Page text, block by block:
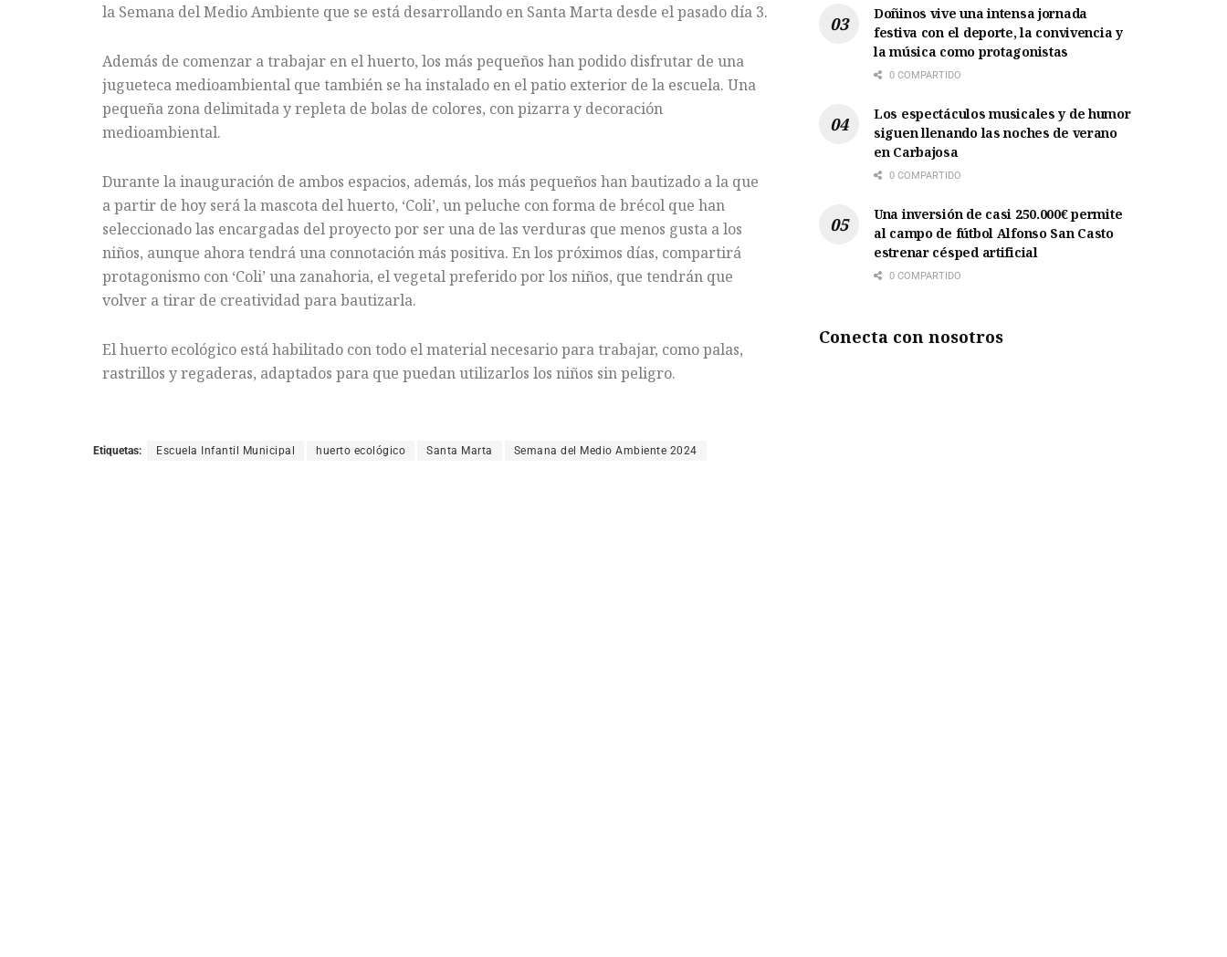
la Semana del Medio Ambiente que se está desarrollando en Santa Marta desde el pasado día 3.
Además de comenzar a trabajar en el huerto, los más pequeños han podido disfrutar de una
jugueteca medioambiental que también se ha instalado en el patio exterior de la escuela. Una
pequeña zona delimitada y repleta de bolas de colores, con pizarra y decoración
medioambiental.
Durante la inauguración de ambos espacios, además, los más pequeños han bautizado a la que
a partir de hoy será la mascota del huerto, ‘Coli’, un peluche con forma de brécol que han
seleccionado las encargadas del proyecto por ser una de las verduras que menos gusta a los
niños, aunque ahora tendrá una connotación más positiva. En los próximos días, compartirá
protagonismo con ‘Coli’ una zanahoria, el vegetal preferido por los niños, que tendrán que
volver a tirar de creatividad para bautizarla.
El huerto ecológico está habilitado con todo el material necesario para trabajar, como palas,
rastrillos y regaderas, adaptados para que puedan utilizarlos los niños sin peligro.
Etiquetas: Escuela Infantil Municipal huerto ecológico Santa Marta Semana del Medio Ambiente 2024
Doñinos vive una intensa jornada
festiva con el deporte, la convivencia y
la música como protagonistas
0 COMPARTIDO
Los espectáculos musicales y de humor
siguen llenando las noches de verano
en Carbajosa
0 COMPARTIDO
Una inversión de casi 250.000€ permite
al campo de fútbol Alfonso San Casto
estrenar césped artificial
0 COMPARTIDO
Conecta con nosotros